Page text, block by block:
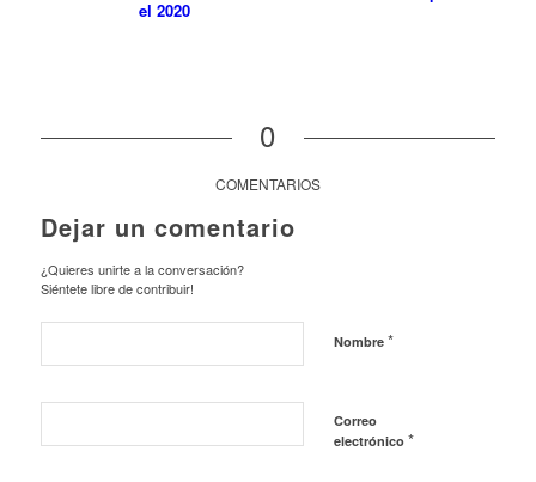
el 2020
0
COMENTARIOS
Dejar un comentario
¿Quieres unirte a la conversación?
Siéntete libre de contribuir!
Nombre *
Correo
electrónico *